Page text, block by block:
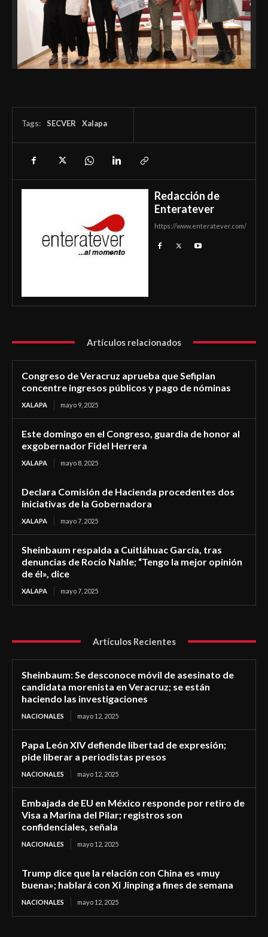
Tags: SECVER Xalapa
Redacción de
Enteratever
https://www.enteratever.com/
Artículos relacionados
Congreso de Veracruz aprueba que Sefiplan
concentre ingresos públicos y pago de nóminas
XALAPA mayo 9, 2025
Este domingo en el Congreso, guardia de honor al
exgobernador Fidel Herrera
XALAPA mayo 8, 2025
Declara Comisión de Hacienda procedentes dos
iniciativas de la Gobernadora
XALAPA mayo 7, 2025
Sheinbaum respalda a Cuitláhuac García, tras
denuncias de Rocío Nahle; “Tengo la mejor opinión
de él», dice
XALAPA mayo 7, 2025
Artículos Recientes
Sheinbaum: Se desconoce móvil de asesinato de
candidata morenista en Veracruz; se están
haciendo las investigaciones
NACIONALES mayo 12, 2025
Papa León XIV defiende libertad de expresión;
pide liberar a periodistas presos
NACIONALES mayo 12, 2025
Embajada de EU en México responde por retiro de
Visa a Marina del Pilar; registros son
confidenciales, señala
NACIONALES mayo 12, 2025
Trump dice que la relación con China es «muy
buena»; hablará con Xi Jinping a fines de semana
NACIONALES mayo 12, 2025